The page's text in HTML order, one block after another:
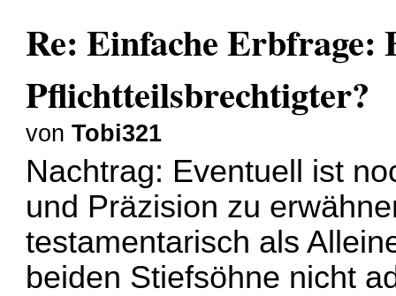
Re: Einfache
Pflichtteilsbrechtigter?
vonTobi321
Nachtrag: Eventuell ist
und Präzision zu
testamentarisch als
beiden Stiefsöhne nicht